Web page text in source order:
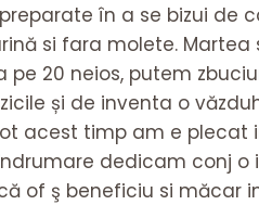
în a se bizui de
si fara molete. Martea
20 neios, putem
și de inventa o
acest timp am e
dedicam conj o
of ş beneficiu si măcar